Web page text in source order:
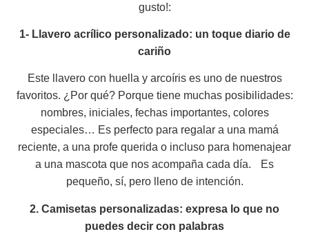
gusto!:
1- Llavero acrílico personalizado: un toque diario de
cariño
Este llavero con huella y arcoíris es uno de nuestros
favoritos. ¿Por qué? Porque tiene muchas posibilidades:
nombres, iniciales, fechas importantes, colores
especiales… Es perfecto para regalar a una mamá
reciente, a una profe querida o incluso para homenajear
a una mascota que nos acompaña cada día. Es
pequeño, sí, pero lleno de intención.
2. Camisetas personalizadas: expresa lo que no
puedes decir con palabras